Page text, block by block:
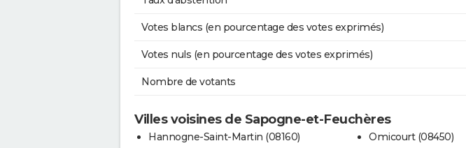
Votes blancs (en pourcentage des votes exprimés)
Votes nuls (en pourcentage des votes exprimés)
Nombre de votants
Villes voisines de Sapogne-et-Feuchères
Hannogne-Saint-Martin (08160) Omicourt (08450)